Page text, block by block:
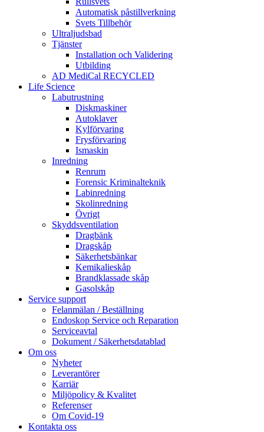
Automatisk påstillverkning
Svets Tillbehör
Ultraljudsbad
Tjänster
Installation och Validering
Utbilding
AD MediCal RECYCLED
Life Science
Labutrustning
Diskmaskiner
Autoklaver
Kylförvaring
Frysförvaring
Ismaskin
Inredning
Renrum
Forensic Kriminalteknik
Labinredning
Skolinredning
Övrigt
Skyddsventilation
Dragbänk
Dragskåp
Säkerhetsbänkar
Kemikalieskåp
Brandklassade skåp
Gasolskåp
Service support
Felanmälan / Beställning
Endoskop Service och Reparation
Serviceavtal
Dokument / Säkerhetsdatablad
Om oss
Nyheter
Leverantörer
Karriär
Miljöpolicy & Kvalitet
Referenser
Om Covid-19
Kontakta oss